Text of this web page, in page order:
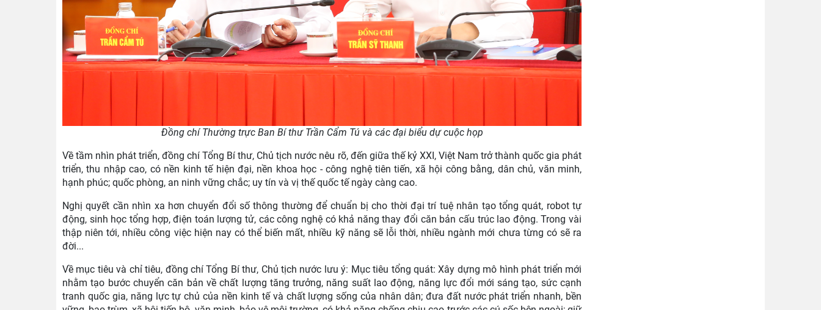
Đồng chí Thường trực Ban Bí thư Trần Cẩm Tú và các đại biểu dự cuộc họp
Về tầm nhìn phát triển, đồng chí Tổng Bí thư, Chủ tịch nước nêu rõ, đến giữa thế kỷ XXI, Việt Nam trở thành quốc gia phát
triển, thu nhập cao, có nền kinh tế hiện đại, nền khoa học - công nghệ tiên tiến, xã hội công bằng, dân chủ, văn minh,
hạnh phúc; quốc phòng, an ninh vững chắc; uy tín và vị thế quốc tế ngày càng cao.
Nghị quyết cần nhìn xa hơn chuyển đổi số thông thường để chuẩn bị cho thời đại trí tuệ nhân tạo tổng quát, robot tự
động, sinh học tổng hợp, điện toán lượng tử, các công nghệ có khả năng thay đổi căn bản cấu trúc lao động. Trong vài
thập niên tới, nhiều công việc hiện nay có thể biến mất, nhiều kỹ năng sẽ lỗi thời, nhiều ngành mới chưa từng có sẽ ra
đời...
Về mục tiêu và chỉ tiêu, đồng chí Tổng Bí thư, Chủ tịch nước lưu ý: Mục tiêu tổng quát: Xây dựng mô hình phát triển mới
nhằm tạo bước chuyển căn bản về chất lượng tăng trưởng, năng suất lao động, năng lực đổi mới sáng tạo, sức cạnh
tranh quốc gia, năng lực tự chủ của nền kinh tế và chất lượng sống của nhân dân; đưa đất nước phát triển nhanh, bền